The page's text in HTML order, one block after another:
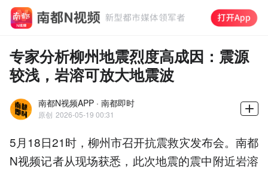
专家分析柳州地震烈度高成因：震源
较浅，岩溶可放大地震波
南都N视频APP · 南都即时
原创 2026-05-19 00:31
5月18日21时，柳州市召开抗震救灾发布会。南都
N视频记者从现场获悉，此次地震的震中附近岩溶